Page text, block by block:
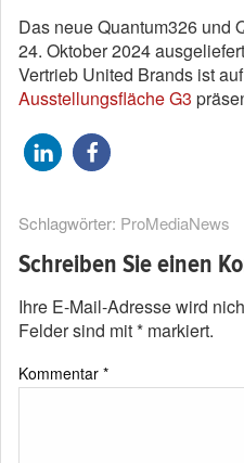
Das neue Quantum326 und
24. Oktober 2024
Vertrieb United Brands ist
Ausstellungsfläche G3
Schlagwörter: ProMediaNews
Schreiben Sie einen
Ihre E-Mail-Adresse wird
Felder sind mit* markiert.
Kommentar *